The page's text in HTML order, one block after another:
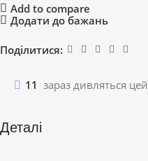
Add to compare
Додати до бажань
Поділитися:
11 зараз дивляться
Деталі